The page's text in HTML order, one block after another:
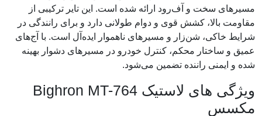
مسیرهای سخت و آف‌رود ارائه شده است. این تایر ترکیبی از
مقاومت بالا، کشش قوی و دوام طولانی دارد و برای رانندگی در
شرایط خاکی، شن‌زار و مسیرهای ناهموار ایده‌آل است. با آج‌های
عمیق و ساختار محکم، کنترل خودرو در مسیرهای دشوار بهینه
شده و ایمنی راننده تضمین می‌شود.
ویژگی های لاستیک Bighron MT-764
مکسس